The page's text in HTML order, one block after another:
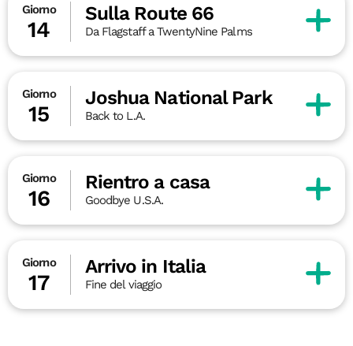
Giorno
14
Sulla Route 66
Da Flagstaff a TwentyNine Palms
Giorno
15
Joshua National Park
Back to L.A.
Giorno
16
Rientro a casa
Goodbye U.S.A.
Giorno
17
Arrivo in Italia
Fine del viaggio